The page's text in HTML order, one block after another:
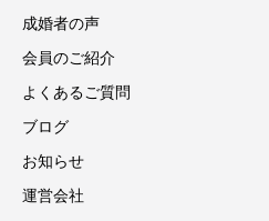
成婚者の声
会員のご紹介
よくあるご質問
ブログ
お知らせ
運営会社